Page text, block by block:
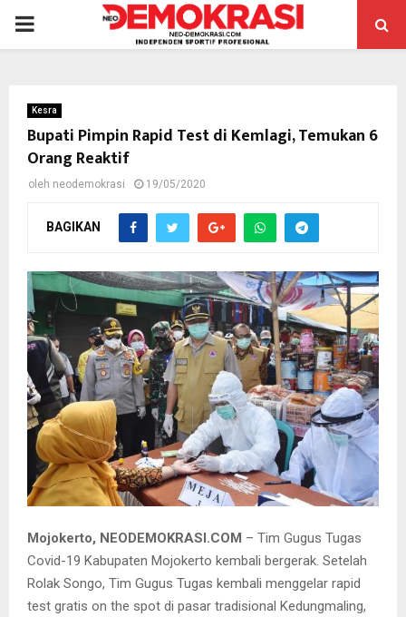
PRIMARY
Kesra
Bupati Pimpin Rapid Test di Kemlagi, Temukan 6
Orang Reaktif
oleh neodemokrasi 19/05/2020
BAGIKAN
Bupati Pungkasiadi ketika memimpin rapid test gratis di Pasar
Kemlagi.
Mojokerto, NEODEMOKRASI.COM – Tim Gugus Tugas
Covid-19 Kabupaten Mojokerto kembali bergerak. Setelah
Rolak Songo, Tim Gugus Tugas kembali menggelar rapid
test gratis on the spot di pasar tradisional Kedungmaling,